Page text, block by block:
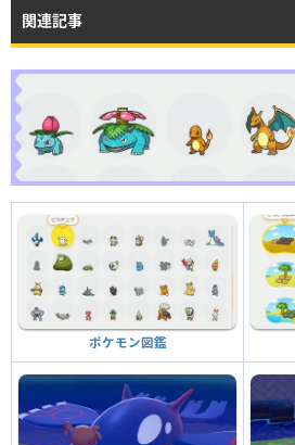
関連記事
ポケモン図鑑